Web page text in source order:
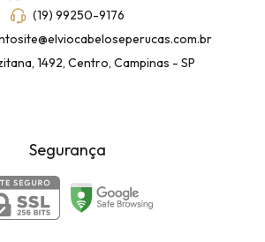
(19) 99250-9176
1492, Centro, Campinas - SP
Segurança